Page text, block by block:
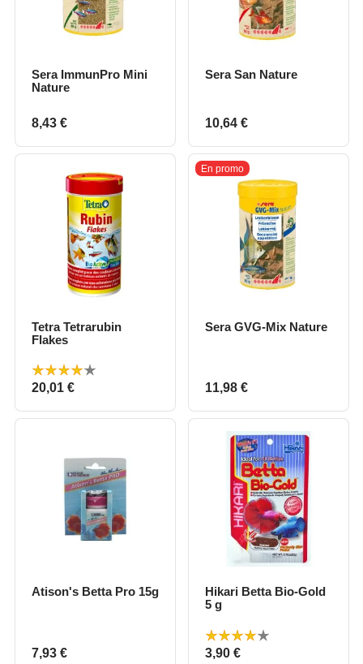
Sera ImmunPro Mini
Nature
Prix
8,43 €
Sera San Nature
Prix
10,64 €
Tetra Tetrarubin
Flakes
Prix
20,01 €
Sera GVG-Mix Nature
Prix
11,98 €
En promo
Atison's Betta Pro 15g
Prix
7,93 €
Hikari Betta Bio-Gold
5 g
Prix
3,90 €